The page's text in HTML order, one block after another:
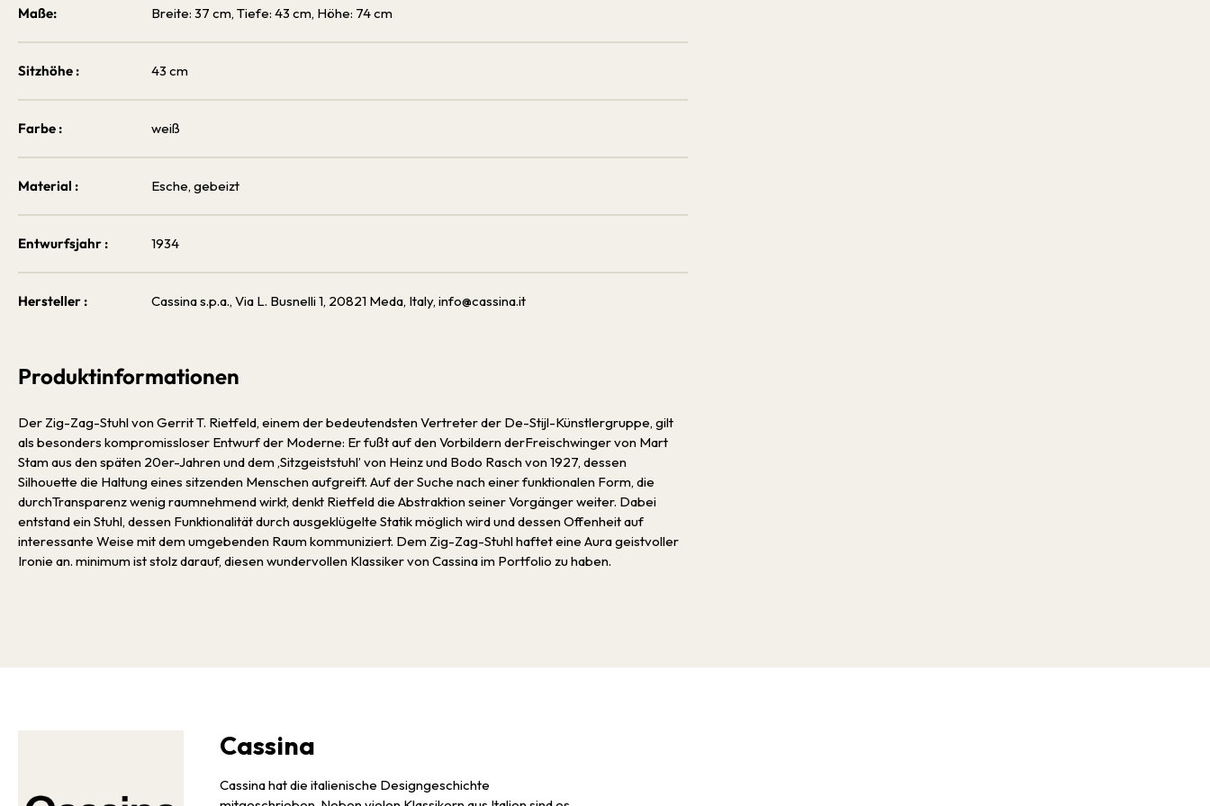
Maße: Breite: 37 cm, Tiefe: 43 cm, Höhe: 74 cm
Sitzhöhe : 43 cm
Farbe : weiß
Material : Esche, gebeizt
Entwurfsjahr : 1934
Hersteller : Cassina s.p.a., Via L. Busnelli 1, 20821 Meda, Italy, info@cassina.it
Produktinformationen
Der Zig-Zag-Stuhl von Gerrit T. Rietfeld, einem der bedeutendsten Vertreter der De-Stijl-Künstlergruppe, gilt
als besonders kompromissloser Entwurf der Moderne: Er fußt auf den Vorbildern derFreischwinger von Mart
Stam aus den späten 20er-Jahren und dem ‚Sitzgeiststuhl’ von Heinz und Bodo Rasch von 1927, dessen
Silhouette die Haltung eines sitzenden Menschen aufgreift. Auf der Suche nach einer funktionalen Form, die
durchTransparenz wenig raumnehmend wirkt, denkt Rietfeld die Abstraktion seiner Vorgänger weiter. Dabei
entstand ein Stuhl, dessen Funktionalität durch ausgeklügelte Statik möglich wird und dessen Offenheit auf
interessante Weise mit dem umgebenden Raum kommuniziert. Dem Zig-Zag-Stuhl haftet eine Aura geistvoller
Ironie an. minimum ist stolz darauf, diesen wundervollen Klassiker von Cassina im Portfolio zu haben.
Cassina
Cassina hat die italienische Designgeschichte